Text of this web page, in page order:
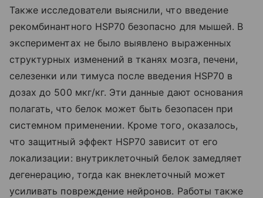
Также исследователи выяснили, что введение
рекомбинантного HSP70 безопасно для мышей. В
экспериментах не было выявлено выраженных
структурных изменений в тканях мозга, печени,
селезенки или тимуса после введения HSP70 в
дозах до 500 мкг/кг. Эти данные дают основания
полагать, что белок может быть безопасен при
системном применении. Кроме того, оказалось,
что защитный эффект HSP70 зависит от его
локализации: внутриклеточный белок замедляет
дегенерацию, тогда как внеклеточный может
усиливать повреждение нейронов. Работы также